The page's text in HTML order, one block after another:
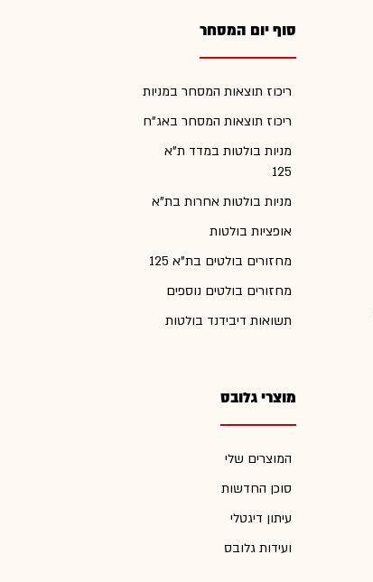
סוף יום המסחר
ריכוז תוצאות המסחר במניות
ריכוז תוצאות המסחר באג"ח
מניות בולטות במדד ת"א
125
מניות בולטות אחרות בת"א
אופציות בולטות
מחזורים בולטים בת"א 125
מחזורים בולטים נוספים
תשואות דיבידנד בולטות
מוצרי גלובס
המוצרים שלי
סוכן החדשות
עיתון דיגטלי
ועידות גלובס